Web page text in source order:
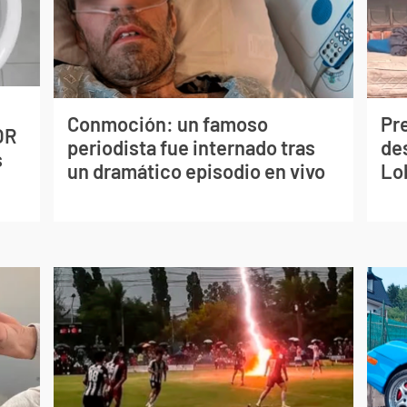
Conmoción: un famoso
periodista fue internado tras
un dramático episodio en vivo